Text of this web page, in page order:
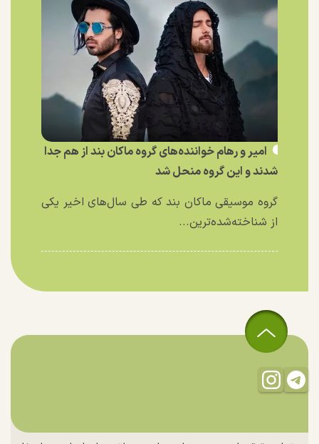
امیر و رهام خواننده‌های گروه ماکان بند از هم جدا
شدند و این گروه منحل شد
گروه موسیقی ماکان بند که طی سال‌های اخیر یکی
از شناخته‌شده‌ترین...